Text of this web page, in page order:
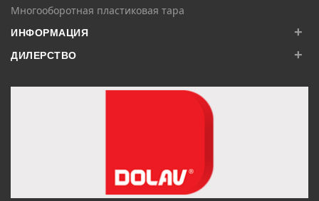
Многооборотная пластиковая тара
ИНФОРМАЦИЯ +
ДИЛЕРСТВО +